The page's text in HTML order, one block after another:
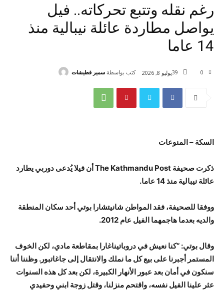
رغم نقله وتتبع تحركاته.. فيل
يواصل مطاردة عائلة نيبالية منذ
14 عاما
0
39يوليو 8, 2026 كتب بواسطة سمير قطيشات
السكة – المنوعات
ذكرت صحيفة The Kathmandu Post أن فيلا يُدعى دوربي يطارد
عائلة نيبالية منذ 14 عاما.
ووفقا للصحيفة، فقد المواطن شانيتشارا بوتي أحد سكان المنطقة
والديه بعدما هاجمهما الفيل عام 2012.
وقال بوتي: “كنا نعيش في دروباتيناغارا بمقاطعة مادي، لكن الخوف
المستمر أجبرنا على بيع كل ما نملك والانتقال إلى جاغاتبور. وظننا أننا
سنكون في أمان بعد عبور الأنهار الكبيرة، لكن بعد كل هذه السنوات
عثر علينا الفيل نفسه، واقتحم منزلنا، وقتل زوجة ابني وحفيدي